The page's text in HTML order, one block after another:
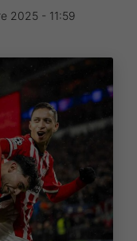
2025 - 11:59